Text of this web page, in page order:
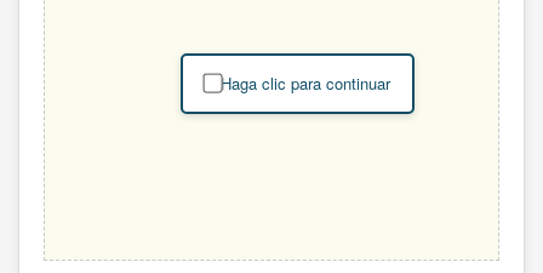
Haga clic para continuar